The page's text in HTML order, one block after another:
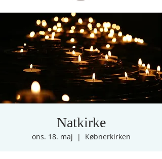
Natkirke
ons. 18. maj
  |
Købnerkirken